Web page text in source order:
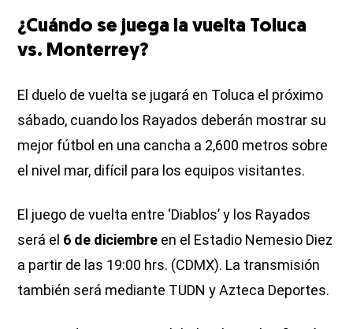
¿Cuándo se juega la vuelta Toluca
vs. Monterrey?
El duelo de vuelta se jugará en Toluca el próximo
sábado, cuando los Rayados deberán mostrar su
mejor fútbol en una cancha a 2,600 metros sobre
el nivel mar, difícil para los equipos visitantes.
El juego de vuelta entre ‘Diablos’ y los Rayados
será el 6 de diciembre en el Estadio Nemesio Diez
a partir de las 19:00 hrs. (CDMX). La transmisión
también será mediante TUDN y Azteca Deportes.